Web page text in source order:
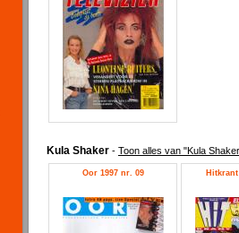
Kula Shaker - Toon alles van "Kula
Oor 1997 nr. 09